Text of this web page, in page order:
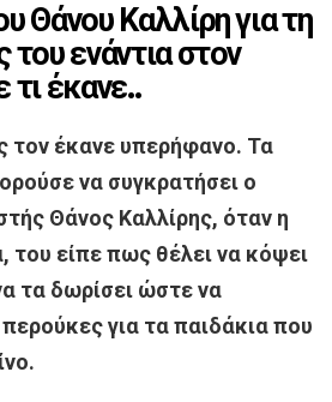
Θάνου Καλλίρη για τη
του ενάντια στον
τι έκανε..
τον έκανε υπερήφανο. Τα
να συγκρατήσει ο
Θάνος Καλλίρης, όταν η
του είπε πως θέλει να κόψει
τα δωρίσει ώστε να
για τα παιδάκια που